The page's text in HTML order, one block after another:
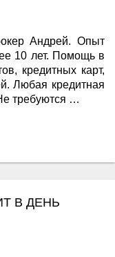
Андрей. Опыт
10 лет. Помощь в
кредитных карт,
Любая кредитная
требуются …
В ДЕНЬ